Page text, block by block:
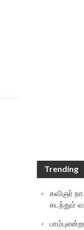
Trending
கவிஞர்
கடந்தும்